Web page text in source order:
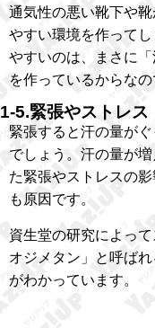
通気性の悪い靴下や
やすい環境を作って
やすいのは、まさに
を作っているからなの
1-5.緊張やストレス
緊張すると汗の量が
でしょう。汗の量が
た緊張やストレスの影
も原因です。
資生堂の研究によっ
オジメタン」と呼ば
がわかっています。